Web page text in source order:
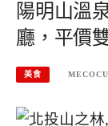
陽明山溫
廳，平價
美食